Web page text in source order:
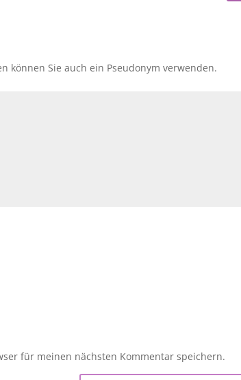
können Sie auch ein Pseudonym verwenden.
für meinen nächsten Kommentar speichern.